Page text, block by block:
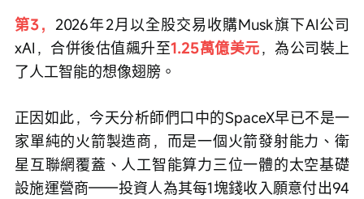
第3， 2026年2月以全股交易收購Musk旗下AI公司
xAI，合併後估值飆升至1.25萬億美元，為公司裝上
了人工智能的想像翅膀。
正因如此，今天分析師們口中的SpaceX早已不是一
家單純的火箭製造商，而是一個火箭發射能力、衛
星互聯網覆蓋、人工智能算力三位一體的太空基礎
設施運營商——投資人為其每1塊錢收入願意付出94